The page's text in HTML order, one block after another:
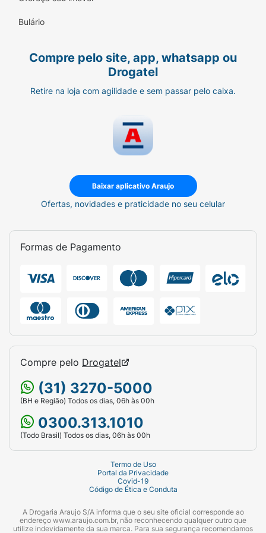
Bulário
Compre pelo site, app, whatsapp ou
Drogatel
Retire na loja com agilidade e sem passar pelo caixa.
Baixar aplicativo Araujo
Ofertas, novidades e praticidade no seu celular
Formas de Pagamento
Compre pelo Drogatel
(31) 3270-5000
(BH e Região) Todos os dias, 06h às 00h
0300.313.1010
(Todo Brasil) Todos os dias, 06h às 00h
Termo de Uso
Portal da Privacidade
Covid-19
Código de Ética e Conduta
A Drogaria Araujo S/A informa que o seu site oficial corresponde ao
endereço www.araujo.com.br, não reconhecendo qualquer outro que
utilize indevidamente da sua marca. Para sua segurança recomendamos